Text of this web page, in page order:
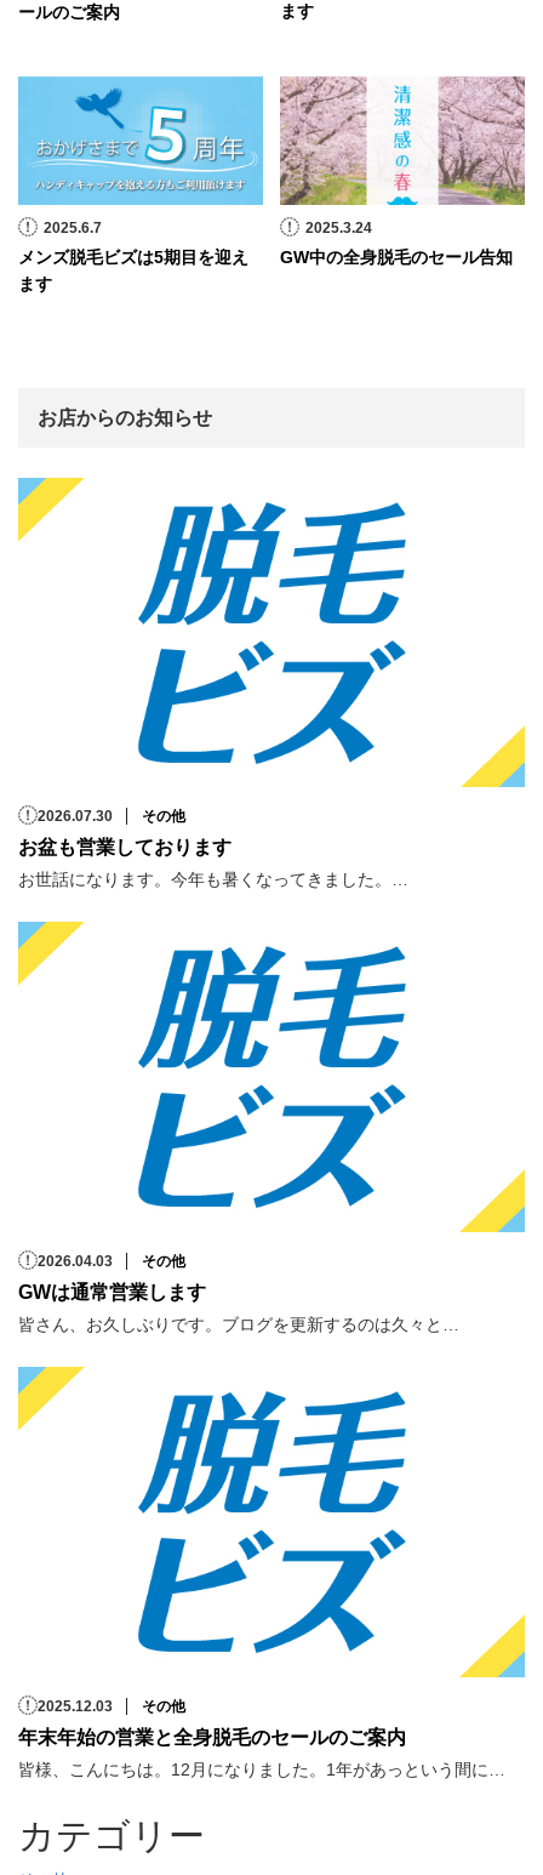
ールのご案内
ます
2025.6.7
メンズ脱毛ビズは5期目を迎え
ます
2025.3.24
GW中の全身脱毛のセール告知
お店からのお知らせ
2026.07.30 その他
お盆も営業しております
お世話になります。今年も暑くなってきました。…
2026.04.03 その他
GWは通常営業します
皆さん、お久しぶりです。ブログを更新するのは久々と…
2025.12.03 その他
年末年始の営業と全身脱毛のセールのご案内
皆様、こんにちは。12月になりました。1年があっという間に…
カテゴリー